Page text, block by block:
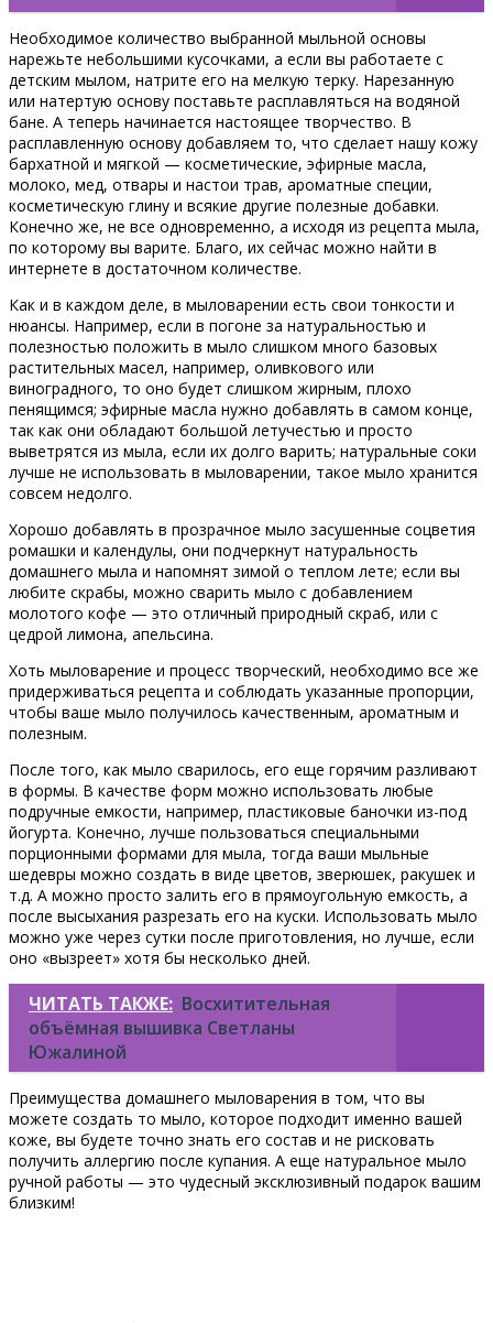
Необходимое количество выбранной мыльной основы
нарежьте небольшими кусочками, а если вы работаете с
детским мылом, натрите его на мелкую терку. Нарезанную
или натертую основу поставьте расплавляться на водяной
бане. А теперь начинается настоящее творчество. В
расплавленную основу добавляем то, что сделает нашу кожу
бархатной и мягкой — косметические, эфирные масла,
молоко, мед, отвары и настои трав, ароматные специи,
косметическую глину и всякие другие полезные добавки.
Конечно же, не все одновременно, а исходя из рецепта мыла,
по которому вы варите. Благо, их сейчас можно найти в
интернете в достаточном количестве.
Как и в каждом деле, в мыловарении есть свои тонкости и
нюансы. Например, если в погоне за натуральностью и
полезностью положить в мыло слишком много базовых
растительных масел, например, оливкового или
виноградного, то оно будет слишком жирным, плохо
пенящимся; эфирные масла нужно добавлять в самом конце,
так как они обладают большой летучестью и просто
выветрятся из мыла, если их долго варить; натуральные соки
лучше не использовать в мыловарении, такое мыло хранится
совсем недолго.
Хорошо добавлять в прозрачное мыло засушенные соцветия
ромашки и календулы, они подчеркнут натуральность
домашнего мыла и напомнят зимой о теплом лете; если вы
любите скрабы, можно сварить мыло с добавлением
молотого кофе — это отличный природный скраб, или с
цедрой лимона, апельсина.
Хоть мыловарение и процесс творческий, необходимо все же
придерживаться рецепта и соблюдать указанные пропорции,
чтобы ваше мыло получилось качественным, ароматным и
полезным.
После того, как мыло сварилось, его еще горячим разливают
в формы. В качестве форм можно использовать любые
подручные емкости, например, пластиковые баночки из-под
йогурта. Конечно, лучше пользоваться специальными
порционными формами для мыла, тогда ваши мыльные
шедевры можно создать в виде цветов, зверюшек, ракушек и
т.д. А можно просто залить его в прямоугольную емкость, а
после высыхания разрезать его на куски. Использовать мыло
можно уже через сутки после приготовления, но лучше, если
оно «вызреет» хотя бы несколько дней.
ЧИТАТЬ ТАКЖЕ: Восхитительная
объёмная вышивка Светланы
Южалиной
Преимущества домашнего мыловарения в том, что вы
можете создать то мыло, которое подходит именно вашей
коже, вы будете точно знать его состав и не рисковать
получить аллергию после купания. А еще натуральное мыло
ручной работы — это чудесный эксклюзивный подарок вашим
близким!